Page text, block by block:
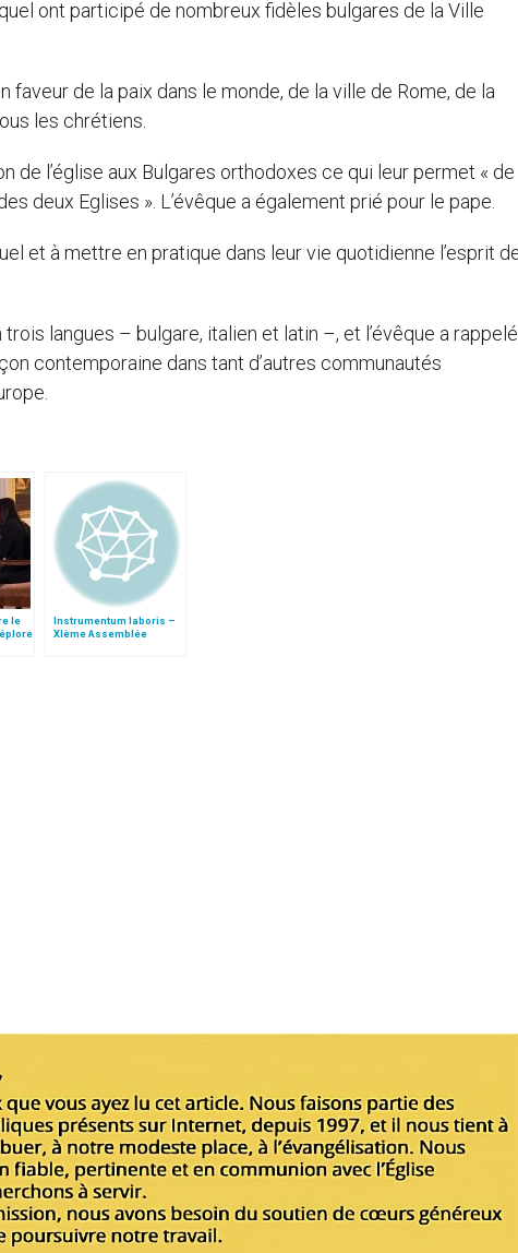
ont participé de nombreux fidèles bulgares de la Ville
faveur de la paix dans le monde, de la ville de Rome, de la
les chrétiens.
de l’église aux Bulgares orthodoxes ce qui leur permet « de
deux Eglises ». L’évêque a également prié pour le pape.
et à mettre en pratique dans leur vie quotidienne l’esprit
langues – bulgare, italien et latin –, et l’évêque a rappelé
contemporaine dans tant d’autres communautés
le
Instrumentum laboris –
XIème Assemblée